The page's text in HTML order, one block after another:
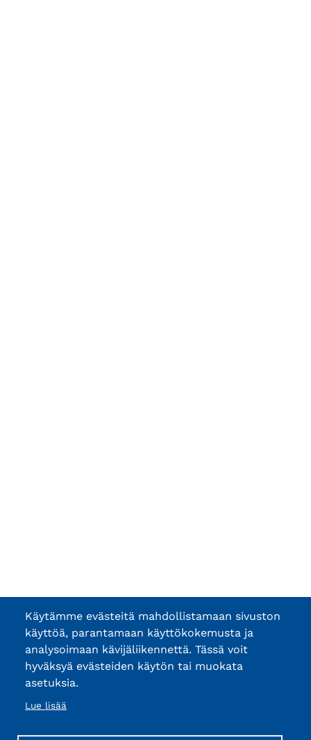
Käytämme evästeitä mahdollistamaan sivuston
käyttöä, parantamaan käyttökokemusta ja
analysoimaan kävijäliikennettä. Tässä voit
hyväksyä evästeiden käytön tai muokata
asetuksia.
Lue lisää